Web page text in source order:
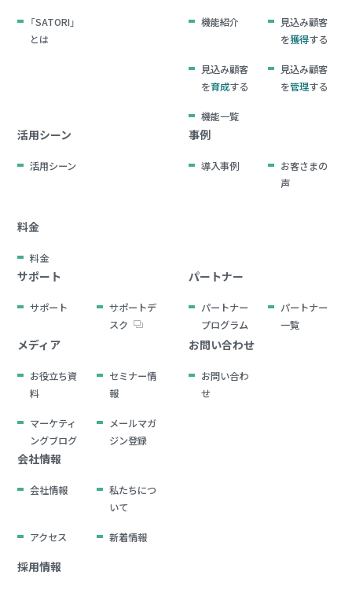
「SATORI」
とは
機能紹介
見込み顧客
を獲得する
見込み顧客
を育成する
見込み顧客
を管理する
機能一覧
活用シーン
活用シーン
事例
導入事例
お客さまの
声
料金
料金
サポート
サポート
サポートデ
スク
パートナー
パートナー
プログラム
パートナー
一覧
メディア
お役立ち資
料
セミナー情
報
マーケティ
ングブログ
メールマガ
ジン登録
お問い合わせ
お問い合わ
せ
会社情報
会社情報
私たちにつ
いて
アクセス 新着情報
採用情報